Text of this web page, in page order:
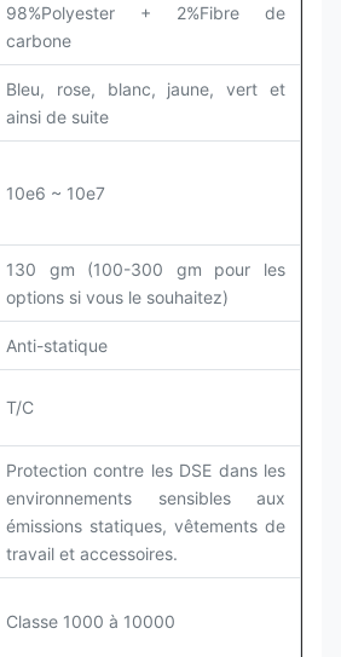
98%Polyester + 2%Fibre de
carbone
Bleu, rose, blanc, jaune, vert et
ainsi de suite
10e6 ~ 10e7
130 gm (100-300 gm pour les
options si vous le souhaitez)
Anti-statique
T/C
Protection contre les DSE dans les
environnements sensibles aux
émissions statiques, vêtements de
travail et accessoires.
Classe 1000 à 10000